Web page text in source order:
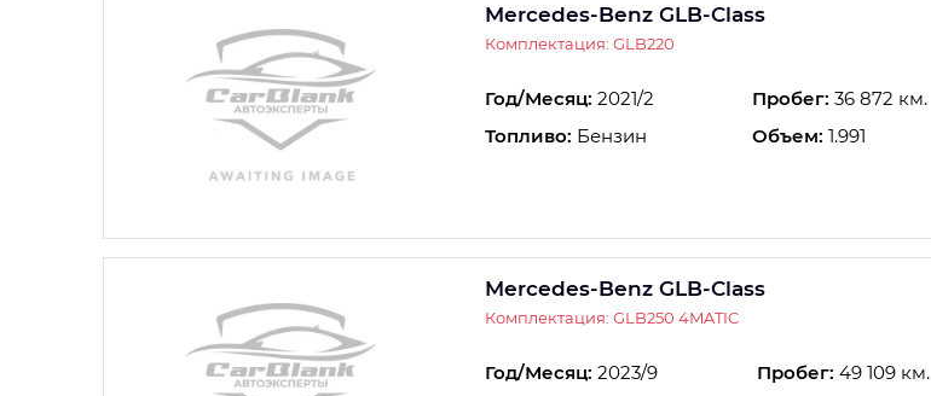
Mercedes-Benz GLB-Class
Комплектация: GLB220
Год/Месяц: 2021/2 Пробег: 36 872 км.
Топливо: Бензин Объем: 1.991
Mercedes-Benz GLB-Class
Комплектация: GLB250 4MATIC
Год/Месяц: 2023/9 Пробег: 49 109 км.